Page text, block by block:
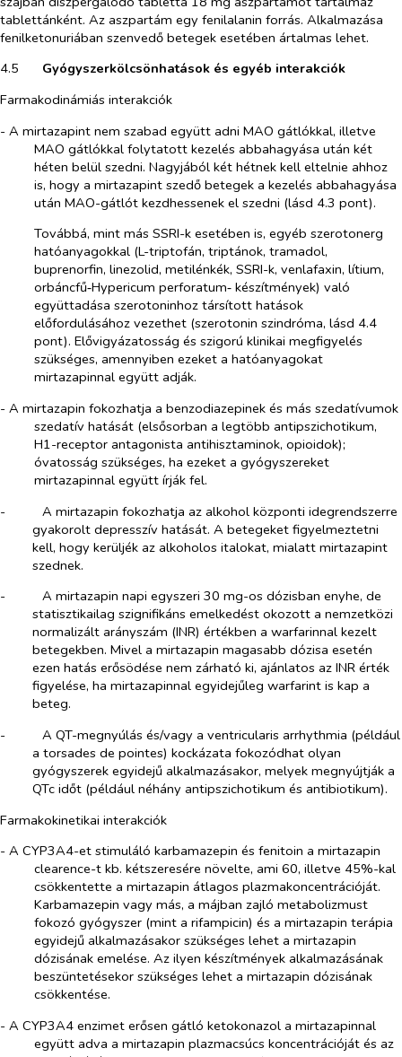
tablettánként. Az aszpartám egy fenilalanin forrás. Alkalmazása
fenilketonuriában szenvedő betegek esetében ártalmas lehet.
4.5​
Gyógyszerkölcsönhatások és egyéb interakciók
Farmakodinámiás interakciók
- A mirtazapint nem szabad együtt adni MAO gátlókkal, illetve
MAO gátlókkal folytatott kezelés abbahagyása után két
héten belül szedni. Nagyjából két hétnek kell eltelnie ahhoz
is, hogy a mirtazapint szedő betegek a kezelés abbahagyása
után MAO-gátlót kezdhessenek el szedni (lásd 4.3 pont).
Továbbá, mint más SSRI-k esetében is, egyéb szerotonerg
hatóanyagokkal (L-triptofán, triptánok, tramadol,
buprenorfin, linezolid, metilénkék, SSRI-k, venlafaxin, lítium,
orbáncfű‑Hypericum perforatum‑ készítmények) való
együttadása szerotoninhoz társított hatások
előfordulásához vezethet (szerotonin szindróma, lásd 4.4
pont). Elővigyázatosság és szigorú klinikai megfigyelés
szükséges, amennyiben ezeket a hatóanyagokat
mirtazapinnal együtt adják.
- A mirtazapin fokozhatja a benzodiazepinek és más szedatívumok
szedatív hatását (elsősorban a legtöbb antipszichotikum,
H1-receptor antagonista antihisztaminok, opioidok);
óvatosság szükséges, ha ezeket a gyógyszereket
mirtazapinnal együtt írják fel.
-​
A mirtazapin fokozhatja az alkohol központi idegrendszerre
gyakorolt depresszív hatását. A betegeket figyelmeztetni
kell, hogy kerüljék az alkoholos italokat, mialatt mirtazapint
szednek.
-​
A mirtazapin napi egyszeri 30 mg-os dózisban enyhe, de
statisztikailag szignifikáns emelkedést okozott a nemzetközi
normalizált arányszám (INR) értékben a warfarinnal kezelt
betegekben. Mivel a mirtazapin magasabb dózisa esetén
ezen hatás erősödése nem zárható ki, ajánlatos az INR érték
figyelése, ha mirtazapinnal egyidejűleg warfarint is kap a
beteg.
-​
A QT-megnyúlás és/vagy a ventricularis arrhythmia (például
a torsades de pointes) kockázata fokozódhat olyan
gyógyszerek egyidejű alkalmazásakor, melyek megnyújtják a
QTc időt (például néhány antipszichotikum és antibiotikum).
Farmakokinetikai interakciók
- A CYP3A4-et stimuláló karbamazepin és fenitoin a mirtazapin
clearence-t kb. kétszeresére növelte, ami 60, illetve 45%-kal
csökkentette a mirtazapin átlagos plazmakoncentrációját.
Karbamazepin vagy más, a májban zajló metabolizmust
fokozó gyógyszer (mint a rifampicin) és a mirtazapin terápia
egyidejű alkalmazásakor szükséges lehet a mirtazapin
dózisának emelése. Az ilyen készítmények alkalmazásának
beszüntetésekor szükséges lehet a mirtazapin dózisának
csökkentése.
- A CYP3A4 enzimet erősen gátló ketokonazol a mirtazapinnal
együtt adva a mirtazapin plazmacsúcs koncentrációját és az